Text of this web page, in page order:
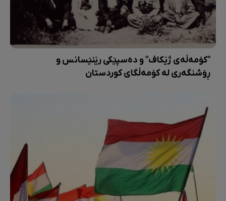
"کۆمەڵەی ژێکاف" و دەسپێکی رێنێسانس و
ڕۆشنگەری لە کۆمەڵگای کوردستان